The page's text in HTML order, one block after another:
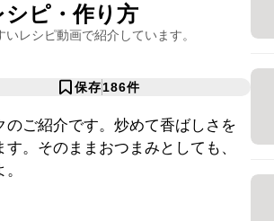
ピ・作り方
レシピ動画で紹介しています。
保存186件
ご紹介です。炒めて香ばしさを
。そのままおつまみとしても、